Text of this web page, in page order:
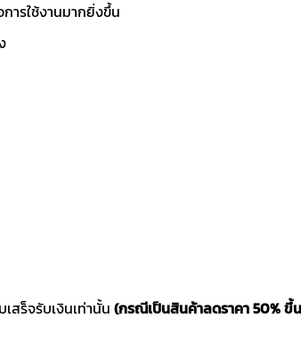
ารใช้งานมากยิ่งขึ้น
สร็จรับเงินเท่านั้น (กรณีเป็นสินค้าลดราคา 50%